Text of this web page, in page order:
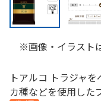
※画像・イラスト
トアルコ トラジャ
カ種などを使用した